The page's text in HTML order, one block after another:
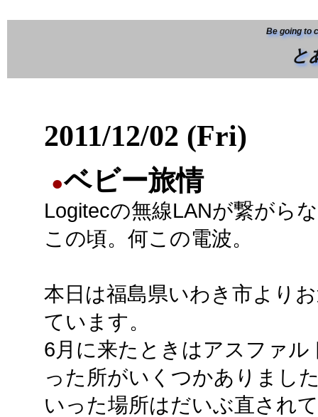
Be going to
と
2011/12/02 (Fri)
●ベビー旅情
Logitecの無線LANが繋がら
この頃。何この電波。
本日は福島県いわき市より
ています。
6月に来たときはアスファル
った所がいくつかありまし
いった場所はだいぶ直され